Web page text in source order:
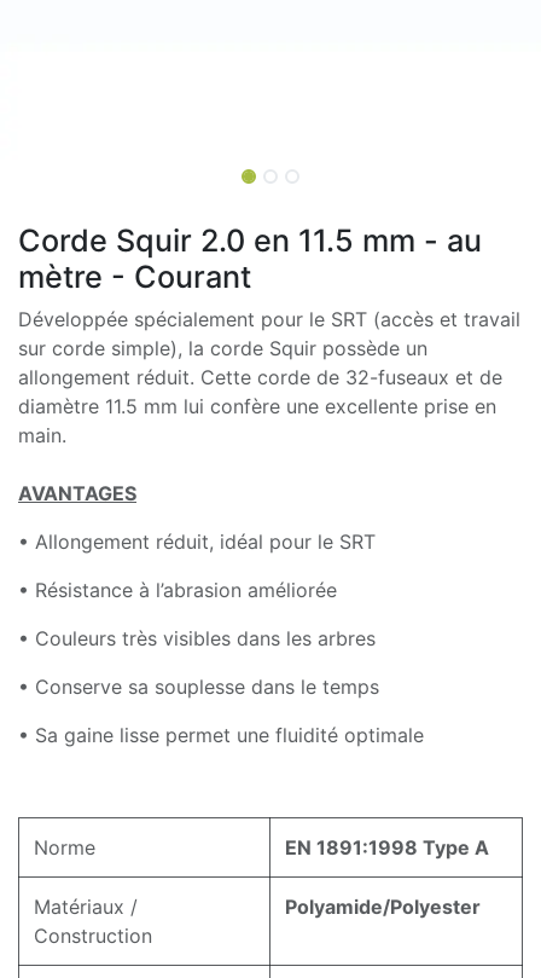
Corde Squir 2.0 en 11.5 mm - au
mètre - Courant
Développée spécialement pour le SRT (accès et travail
sur corde simple), la corde Squir possède un
allongement réduit. Cette corde de 32-fuseaux et de
diamètre 11.5 mm lui confère une excellente prise en
main.
AVANTAGES
• Allongement réduit, idéal pour le SRT
• Résistance à l’abrasion améliorée
• Couleurs très visibles dans les arbres
• Conserve sa souplesse dans le temps
• Sa gaine lisse permet une fluidité optimale
Norme EN 1891:1998 Type A
Matériaux /
Construction
Polyamide/Polyester